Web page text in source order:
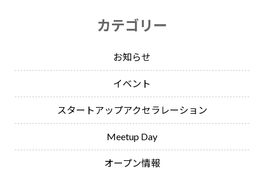
カテゴリー
お知らせ
イベント
スタートアップアクセラレーション
Meetup Day
オープン情報